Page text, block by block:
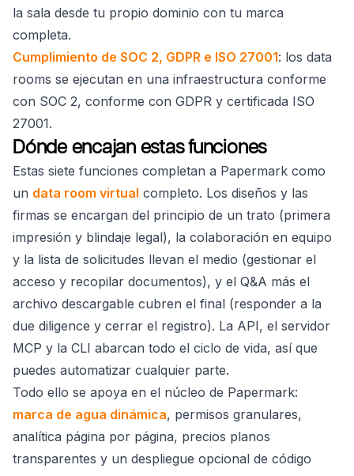
la sala desde tu propio dominio con tu marca
completa.
Cumplimiento de SOC 2, GDPR e ISO 27001: los data
rooms se ejecutan en una infraestructura conforme
con SOC 2, conforme con GDPR y certificada ISO
27001.
Dónde encajan estas funciones
Estas siete funciones completan a Papermark como
un data room virtual completo. Los diseños y las
firmas se encargan del principio de un trato (primera
impresión y blindaje legal), la colaboración en equipo
y la lista de solicitudes llevan el medio (gestionar el
acceso y recopilar documentos), y el Q&A más el
archivo descargable cubren el final (responder a la
due diligence y cerrar el registro). La API, el servidor
MCP y la CLI abarcan todo el ciclo de vida, así que
puedes automatizar cualquier parte.
Todo ello se apoya en el núcleo de Papermark:
marca de agua dinámica, permisos granulares,
analítica página por página, precios planos
transparentes y un despliegue opcional de código